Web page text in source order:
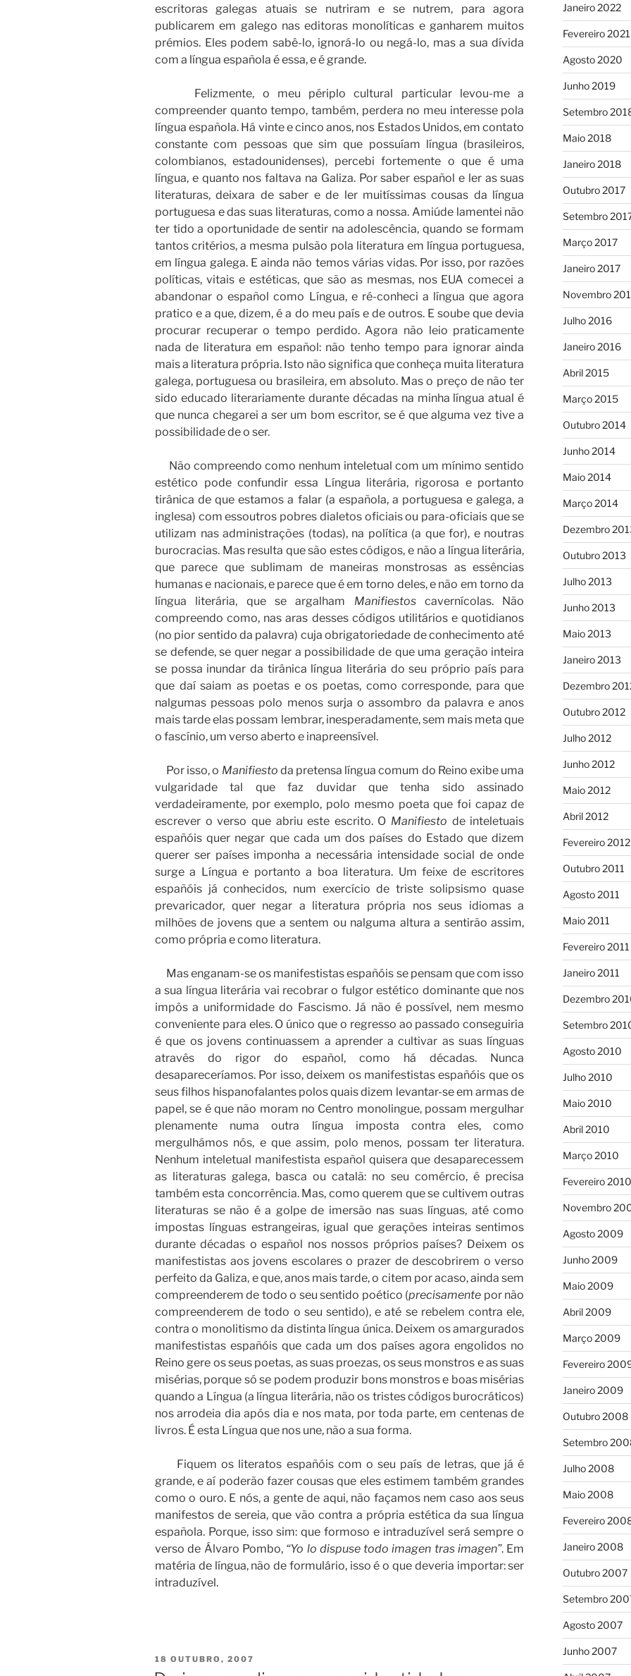
escritoras galegas atuais se nutriram e se nutrem, para agora
publicarem em galego nas editoras monolíticas e ganharem muitos
prémios. Eles podem sabê-lo, ignorá-lo ou negá-lo, mas a sua dívida
com a língua española é essa, e é grande.
Felizmente, o meu périplo cultural particular levou-me a
compreender quanto tempo, também, perdera no meu interesse pola
língua española. Há vinte e cinco anos, nos Estados Unidos, em contato
constante com pessoas que sim que possuíam língua (brasileiros,
colombianos, estadounidenses), percebi fortemente o que é uma
língua, e quanto nos faltava na Galiza. Por saber español e ler as suas
literaturas, deixara de saber e de ler muitíssimas cousas da língua
portuguesa e das suas literaturas, como a nossa. Amiúde lamentei não
ter tido a oportunidade de sentir na adolescência, quando se formam
tantos critérios, a mesma pulsão pola literatura em língua portuguesa,
em língua galega. E ainda não temos várias vidas. Por isso, por razões
políticas, vitais e estéticas, que são as mesmas, nos EUA comecei a
abandonar o español como Língua, e ré-conheci a língua que agora
pratico e a que, dizem, é a do meu país e de outros. E soube que devia
procurar recuperar o tempo perdido. Agora não leio praticamente
nada de literatura em español: não tenho tempo para ignorar ainda
mais a literatura própria. Isto não significa que conheça muita literatura
galega, portuguesa ou brasileira, em absoluto. Mas o preço de não ter
sido educado literariamente durante décadas na minha língua atual é
que nunca chegarei a ser um bom escritor, se é que alguma vez tive a
possibilidade de o ser.
Não compreendo como nenhum inteletual com um mínimo sentido
estético pode confundir essa Língua literária, rigorosa e portanto
tirânica de que estamos a falar (a española, a portuguesa e galega, a
inglesa) com essoutros pobres dialetos oficiais ou para-oficiais que se
utilizam nas administrações (todas), na política (a que for), e noutras
burocracias. Mas resulta que são estes códigos, e não a língua literária,
que parece que sublimam de maneiras monstrosas as essências
humanas e nacionais, e parece que é em torno deles, e não em torno da
língua literária, que se argalham Manifiestoscavernícolas. Não
compreendo como, nas aras desses códigos utilitários e quotidianos
(no pior sentido da palavra) cuja obrigatoriedade de conhecimento até
se defende, se quer negar a possibilidade de que uma geração inteira
se possa inundar da tirânica língua literária do seu próprio país para
que daí saiam as poetas e os poetas, como corresponde, para que
nalgumas pessoas polo menos surja o assombro da palavra e anos
mais tarde elas possam lembrar, inesperadamente, sem mais meta que
o fascínio, um verso aberto e inapreensível.
Por isso, o Manifiesto da pretensa língua comum do Reino exibe uma
vulgaridade tal que faz duvidar que tenha sido assinado
verdadeiramente, por exemplo, polo mesmo poeta que foi capaz de
escrever o verso que abriu este escrito. O Manifiesto de inteletuais
españóis quer negar que cada um dos países do Estado que dizem
querer ser países imponha a necessária intensidade social de onde
surge a Língua e portanto a boa literatura. Um feixe de escritores
españóis já conhecidos, num exercício de triste solipsismo quase
prevaricador, quer negar a literatura própria nos seus idiomas a
milhões de jovens que a sentem ou nalguma altura a sentirão assim,
como própria e como literatura.
Mas enganam-se os manifestistas españóis se pensam que com isso
a sua língua literária vai recobrar o fulgor estético dominante que nos
impôs a uniformidade do Fascismo. Já não é possível, nem mesmo
conveniente para eles. O único que o regresso ao passado conseguiria
é que os jovens continuassem a aprender a cultivar as suas línguas
atravês do rigor do español, como há décadas. Nunca
desapareceríamos. Por isso, deixem os manifestistas españóis que os
seus filhos hispanofalantes polos quais dizem levantar-se em armas de
papel, se é que não moram no Centro monolingue, possam mergulhar
plenamente numa outra língua imposta contra eles, como
mergulhámos nós, e que assim, polo menos, possam ter literatura.
Nenhum inteletual manifestista español quisera que desaparecessem
as literaturas galega, basca ou catalã: no seu comércio, é precisa
também esta concorrência. Mas, como querem que se cultivem outras
literaturas se não é a golpe de imersão nas suas línguas, até como
impostas línguas estrangeiras, igual que gerações inteiras sentimos
durante décadas o español nos nossos próprios países? Deixem os
manifestistas aos jovens escolares o prazer de descobrirem o verso
perfeito da Galiza, e que, anos mais tarde, o citem por acaso, ainda sem
compreenderem de todo o seu sentido poético (precisamente por não
compreenderem de todo o seu sentido), e até se rebelem contra ele,
contra o monolitismo da distinta língua única. Deixem os amargurados
manifestistas españóis que cada um dos países agora engolidos no
Reino gere os seus poetas, as suas proezas, os seus monstros e as suas
misérias, porque só se podem produzir bons monstros e boas misérias
quando a Língua (a língua literária, não os tristes códigos burocráticos)
nos arrodeia dia após dia e nos mata, por toda parte, em centenas de
livros. É esta Língua que nos une, não a sua forma.
Fiquem os literatos españóis com o seu país de letras, que já é
grande, e aí poderão fazer cousas que eles estimem também grandes
como o ouro. E nós, a gente de aqui, não façamos nem caso aos seus
manifestos de sereia, que vão contra a própria estética da sua língua
española. Porque, isso sim: que formoso e intraduzível será sempre o
verso de Álvaro Pombo, “Yo lo dispuse todo imagen tras imagen”. Em
matéria de língua, não de formulário, isso é o que deveria importar: ser
intraduzível.
POSTED
18 OUTUBRO, 2007
Janeiro 2022
Fevereiro 2021
Agosto 2020
Junho 2019
Setembro
Maio 2018
Janeiro 2018
Outubro 2017
Setembro
Março 2017
Janeiro 2017
Novembro
Julho 2016
Janeiro 2016
Abril 2015
Março 2015
Outubro 2014
Junho 2014
Maio 2014
Março 2014
Dezembro
Outubro 2013
Julho 2013
Junho 2013
Maio 2013
Janeiro 2013
Dezembro
Outubro 2012
Julho 2012
Junho 2012
Maio 2012
Abril 2012
Fevereiro 2012
Outubro 2011
Agosto 2011
Maio 2011
Fevereiro 2011
Janeiro 2011
Dezembro
Setembro
Agosto 2010
Julho 2010
Maio 2010
Abril 2010
Março 2010
Fevereiro 2010
Novembro
Agosto 2009
Junho 2009
Maio 2009
Abril 2009
Março 2009
Fevereiro
Janeiro 2009
Outubro 2008
Setembro
Julho 2008
Maio 2008
Fevereiro
Janeiro 2008
Outubro 2007
Setembro
Agosto 2007
Junho 2007